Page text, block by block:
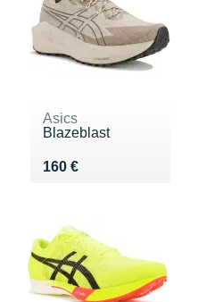
Asics
Blazeblast
160 €
Vendu 160 €